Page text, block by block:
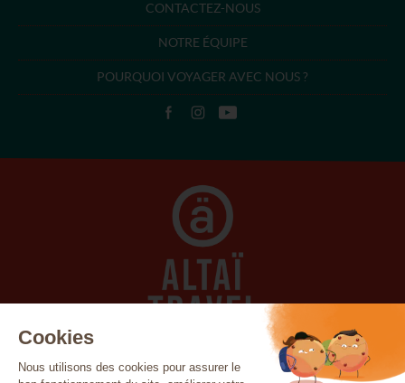
CONTACTEZ-NOUS
NOTRE ÉQUIPE
POURQUOI VOYAGER AVEC NOUS ?